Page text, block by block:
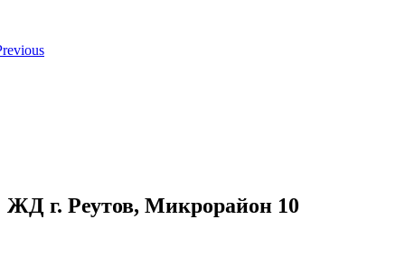
ЖД г. Реутов, Микрорайон 10